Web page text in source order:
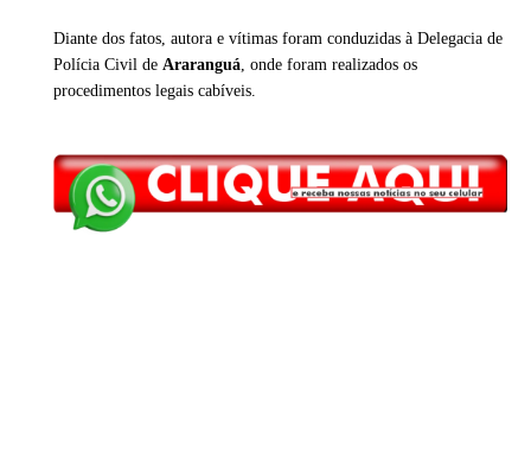
Diante dos fatos, autora e vítimas foram conduzidas à Delegacia de
Polícia Civil de Araranguá , onde foram realizados os
procedimentos legais cabíveis.